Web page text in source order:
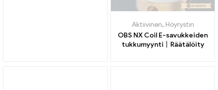
Aktiivinen, Höyrystin
OBS NX Coil E-savukkeiden
tukkumyynti丨Räätälöity